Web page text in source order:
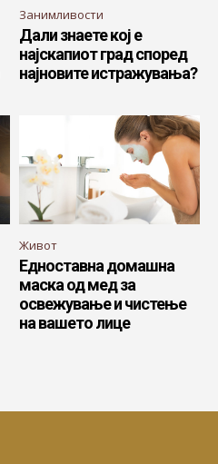
Занимливости
Дали знаете кој е
најскапиот град според
најновите истражувања?
Живот
Едноставна домашна
маска од мед за
освежување и чистење
на вашето лице